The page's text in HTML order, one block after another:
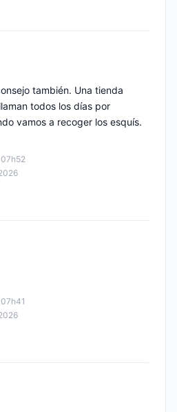
también. Una tienda
todos los días por
vamos a recoger los esquís.